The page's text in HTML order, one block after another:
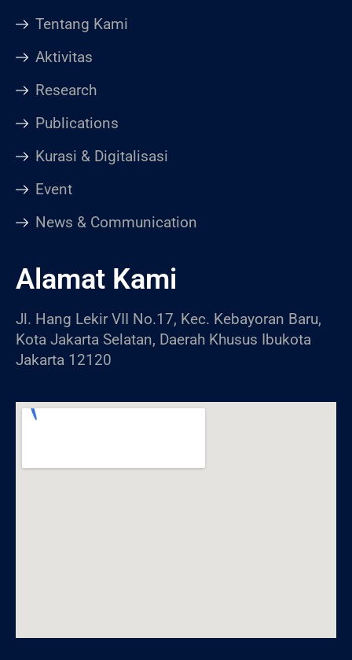
Tentang Kami
Aktivitas
Research
Publications
Kurasi & Digitalisasi
Event
News & Communication
Alamat Kami
Jl. Hang Lekir VII No.17, Kec. Kebayoran Baru,
Kota Jakarta Selatan, Daerah Khusus Ibukota
Jakarta 12120